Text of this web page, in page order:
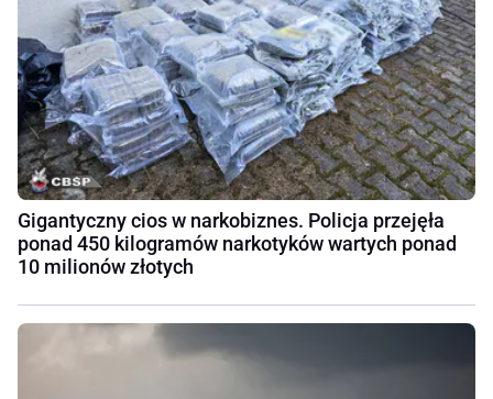
Gigantyczny cios w narkobiznes. Policja przejęła
ponad 450 kilogramów narkotyków wartych ponad
10 milionów złotych